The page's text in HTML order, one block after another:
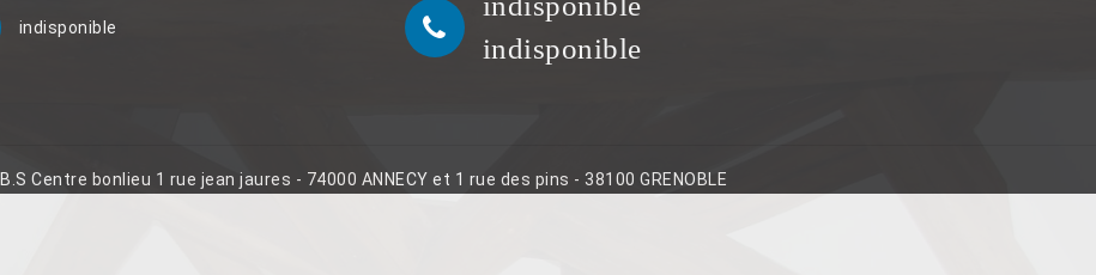
indisponible
indisponible
Centre bonlieu 1 rue jean jaures - 74000 ANNECY et 1 rue des pins - 38100 GRENOBLE